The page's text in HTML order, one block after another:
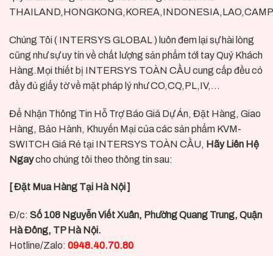
Chúng Tôi ( INTERSYS GLOBAL ) luôn đem lại sự hài lòng
cũng như sự uy tín về chất lượng sản phẩm tới tay Quý Khách
Hàng.Mọi thiết bị INTERSYS TOÀN CẦU cung cấp đều có
đầy đủ giấy tờ về mặt pháp lý như CO,CQ,PL,IV,…
Để Nhận Thông Tin Hỗ Trợ Báo Giá Dự Án, Đặt Hàng, Giao
Hàng, Bảo Hành, Khuyến Mại của các sản phẩm KVM-
SWITCH Giá Rẻ tại INTERSYS TOÀN CẦU, Hãy Liên Hệ
Ngaycho chúng tôi theo thông tin sau:
[ Đặt Mua Hàng Tại Hà Nội ]
Đ/c: Số 108 Nguyễn Viết Xuân, Phường Quang Trung, Quận
Hà Đông, TP Hà Nội.
Hotline/Zalo: 0948.40.70.80